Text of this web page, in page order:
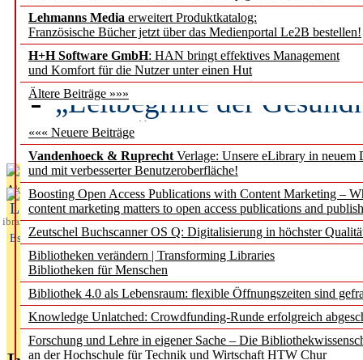
Lehmanns Media erweitert Produktkatalog:
Französische Bücher jetzt über das Medienportal Le2B bestellen!
H+H Software GmbH: HAN bringt effektives Management
und Komfort für die Nutzer unter einen Hut
Ältere Beiträge »»»
««« Neuere Beiträge
Vandenhoeck & Ruprecht Verlage: Unsere eLibrary in neuem
und mit verbesserter Benutzeroberfläche!
Boosting Open Access Publications with Content Marketing –
content marketing matters to open access publications and
Zeutschel Buchscanner OS Q: Digitalisierung in höchster
Bibliotheken verändern | Transforming Libraries
Bibliotheken für Menschen
Bibliothek 4.0 als Lebensraum: flexible Öffnungszeiten sind
Knowledge Unlatched: Crowdfunding-Runde erfolgreich
Forschung und Lehre in eigener Sache – Die
an der Hochschule für Technik und Wirtschaft HTW Chur
Künstliche Intelligenz
besser zu verstehen
„Leitbegriffe der
des BIÖG erscheinen
Aktuelles aus
L
ibrary
Essentials